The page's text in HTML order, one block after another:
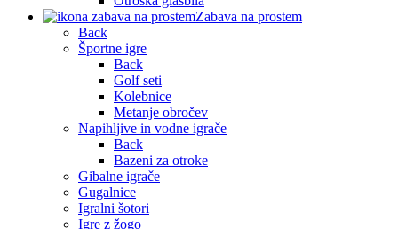
Zabava na prostem
Back
Športne igre
Back
Golf seti
Kolebnice
Metanje obročev
Napihljive in vodne igrače
Back
Bazeni za otroke
Gibalne igrače
Gugalnice
Igralni šotori
Igre z žogo